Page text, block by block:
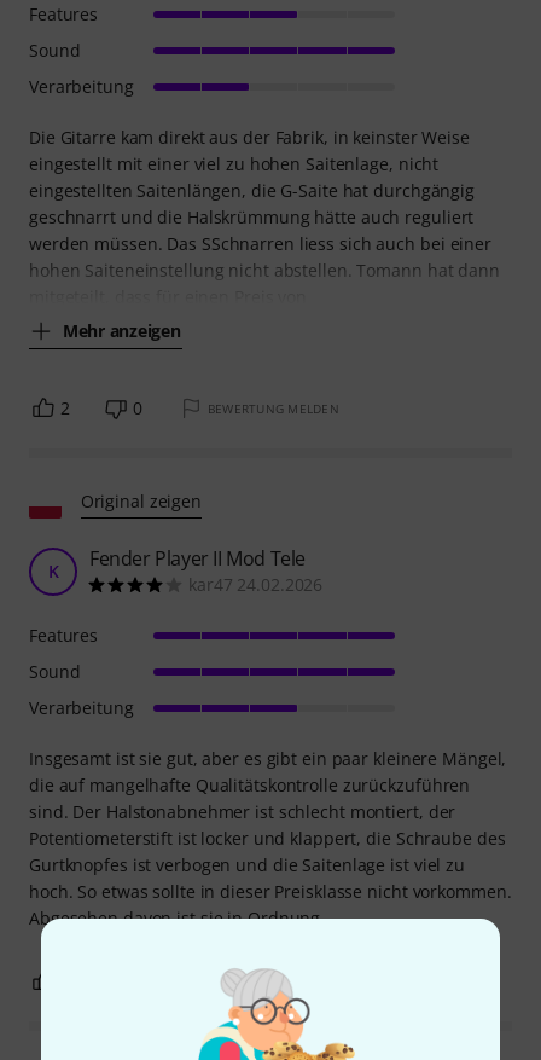
Die Gitarre kam direkt aus der Fabrik, in keinster Weise
eingestellt mit einer viel zu hohen Saitenlage, nicht
eingestellten Saitenlängen, die G-Saite hat durchgängig
geschnarrt und die Halskrümmung hätte auch reguliert
werden müssen. Das SSchnarren liess sich auch bei einer
hohen Saiteneinstellung nicht abstellen. Tomann hat dann
Mehr anzeigen
Features
Sound
Verarbeitung
2 0 BEWERTUNG MELDEN
Original zeigen
K Fender Player II Mod Tele
kar47 24.02.2026
Insgesamt ist sie gut, aber es gibt ein paar kleinere Mängel,
die auf mangelhafte Qualitätskontrolle zurückzuführen
sind. Der Halstonabnehmer ist schlecht montiert, der
Potentiometerstift ist locker und klappert, die Schraube des
Gurtknopfes ist verbogen und die Saitenlage ist viel zu
hoch. So etwas sollte in dieser Preisklasse nicht vorkommen.
Abgesehen davon ist sie in Ordnung.
Features
Sound
Verarbeitung
BEWERTUNG MELDEN